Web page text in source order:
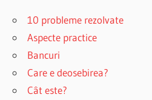
10 probleme rezolvate
Aspecte practice
Bancuri
Care e deosebirea?
Cât este?